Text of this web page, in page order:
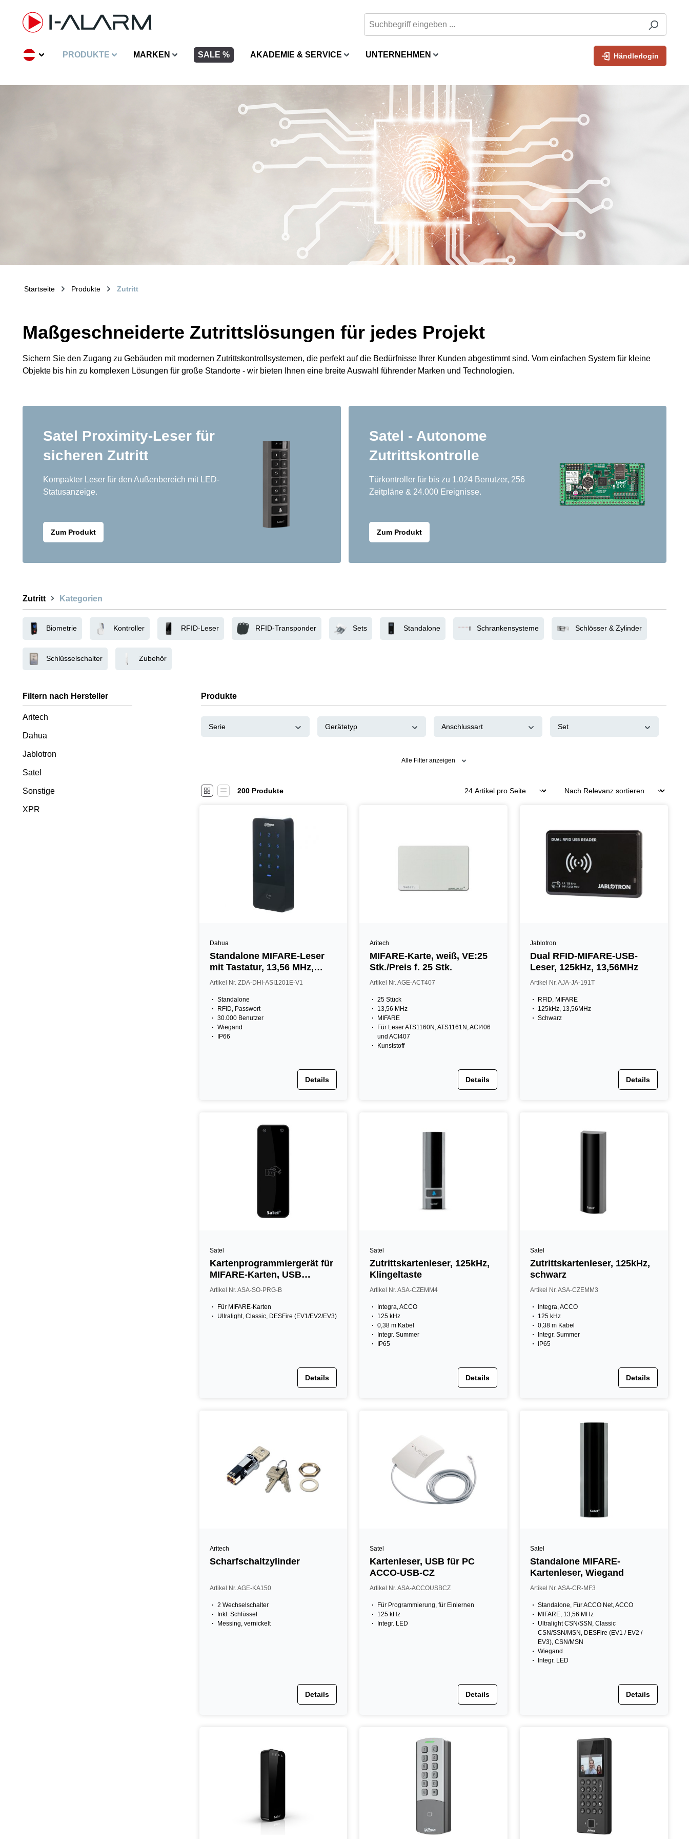
springen
PRODUKTE MARKEN SALE % AKADEMIE & SERVICE UNTERNEHMEN Händlerlogin
Startseite Produkte Zutritt
Maßgeschneiderte Zutrittslösungen für jedes Projekt
Sichern Sie den Zugang zu Gebäuden mit modernen Zutrittskontrollsystemen, die perfekt auf die Bedürfnisse Ihrer Kunden abgestimmt sind. Vom einfachen System für kleine
Objekte bis hin zu komplexen Lösungen für große Standorte - wir bieten Ihnen eine breite Auswahl führender Marken und Technologien.
Satel Proximity-Leser für
sicheren Zutritt
Kompakter Leser für den Außenbereich mit LED-
Statusanzeige.
Zum Produkt
Satel - Autonome
Zutrittskontrolle
Türkontroller für bis zu 1.024 Benutzer, 256
Zeitpläne & 24.000 Ereignisse.
Zum Produkt
Zutritt Kategorien
Biometrie Kontroller RFID-Leser RFID-Transponder Sets Standalone Schrankensysteme Schlösser & Zylinder
Schlüsselschalter Zubehör
Filtern nach Hersteller
Aritech
Dahua
Jablotron
Satel
Sonstige
XPR
Produkte
Serie Gerätetyp Anschlussart Set
Alle Filter anzeigen
200 Produkte
Dahua
Standalone MIFARE-Leser
mit Tastatur, 13,56 MHz,
IP66, schwarz
Artikel Nr. ZDA-DHI-ASI1201E-V1
Standalone
RFID, Passwort
30.000 Benutzer
Wiegand
IP66
Details
Aritech
MIFARE-Karte, weiß, VE:25
Stk./Preis f. 25 Stk.
Artikel Nr. AGE-ACT407
25 Stück
13,56 MHz
MIFARE
Für Leser ATS1160N, ATS1161N, ACI406
und ACI407
Kunststoff
Details
Jablotron
Dual RFID-MIFARE-USB-
Leser, 125kHz, 13,56MHz
Artikel Nr. AJA-JA-191T
RFID, MIFARE
125kHz, 13,56MHz
Schwarz
Details
Satel
Kartenprogrammiergerät für
MIFARE-Karten, USB
Schnittstelle
Artikel Nr. ASA-SO-PRG-B
Für MIFARE-Karten
Ultralight, Classic, DESFire (EV1/EV2/EV3)
Details
Satel
Zutrittskartenleser, 125kHz,
Klingeltaste
Artikel Nr. ASA-CZEMM4
Integra, ACCO
125 kHz
0,38 m Kabel
Integr. Summer
IP65
Details
Satel
Zutrittskartenleser, 125kHz,
schwarz
Artikel Nr. ASA-CZEMM3
Integra, ACCO
125 kHz
0,38 m Kabel
Integr. Summer
IP65
Details
Aritech
Scharfschaltzylinder
Artikel Nr. AGE-KA150
2 Wechselschalter
Inkl. Schlüssel
Messing, vernickelt
Details
Satel
Kartenleser, USB für PC
ACCO-USB-CZ
Artikel Nr. ASA-ACCOUSBCZ
Für Programmierung, für Einlernen
125 kHz
Integr. LED
Details
Satel
Standalone MIFARE-
Kartenleser, Wiegand
Artikel Nr. ASA-CR-MF3
Standalone, Für ACCO Net, ACCO
MIFARE, 13,56 MHz
Ultralight CSN/SSN, Classic
CSN/SSN/MSN, DESFire (EV1 / EV2 /
EV3), CSN/MSN
Wiegand
Integr. LED
Details